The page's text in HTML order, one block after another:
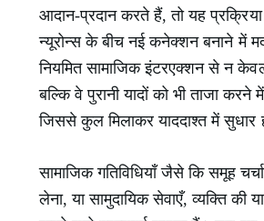
आदान-प्रदान करते हैं, तो यह
न्यूरोन्स के बीच नई कनेक्शन बनाने में
नियमित सामाजिक इंटरएक्शन से न
बल्कि वे पुरानी यादों को भी ताजा करने
जिससे कुल मिलाकर याददाश्त में सुधार
सामाजिक गतिविधियाँ जैसे कि समूह
लेना, या सामुदायिक सेवाएँ, व्यक्ति की